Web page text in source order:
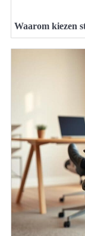
Waarom kiezen